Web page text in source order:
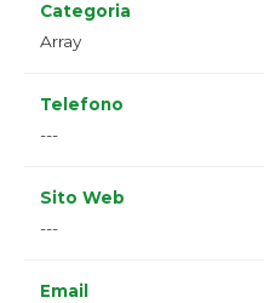
Categoria
Array
Telefono
---
Sito Web
---
Email